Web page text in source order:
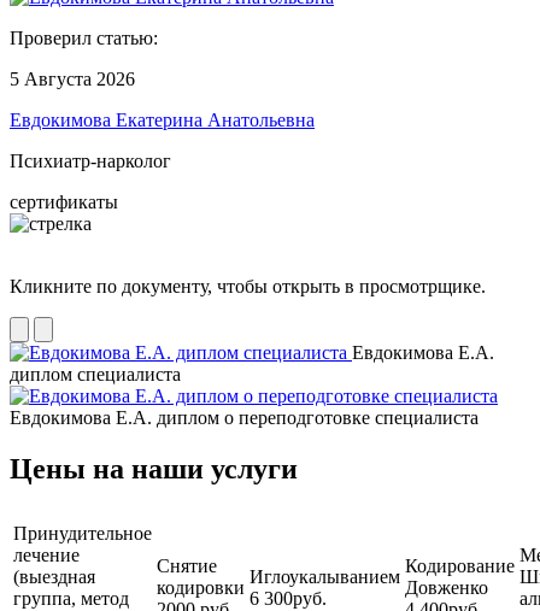
Проверил статью:
5 Августа 2026
Евдокимова Екатерина Анатольевна
Психиатр-нарколог
сертификаты
Кликните по документу, чтобы открыть в просмотрщике.
Евдокимова Е.А.
диплом специалиста
Евдокимова Е.А. диплом о переподготовке специалиста
Цены на наши услуги
Принудительное
лечение
(выездная
группа, метод
Снятие
кодировки
Иглоукалыванием
6 300руб.
Кодирование
Довженко